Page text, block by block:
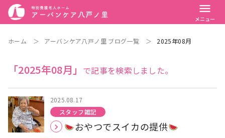
menu
メニュー
ホーム ＞ アーバンケア八戸ノ里 ブログ一覧 ＞ 2025年08月
「2025年08月」 で記事を検索しました。
2025.08.17
スタッフ雑記
おやつでスイカの提供